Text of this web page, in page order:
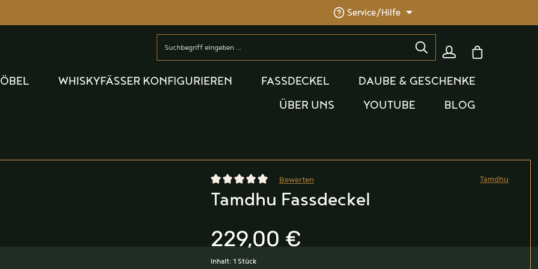
Service/Hilfe
Warenkorb
WHISKYFÄSSER KONFIGURIEREN FASSDECKEL
DAUBE & GESCHENKE
ÜBER UNS
YOUTUBE BLOG
Durchschnittliche Bewertung von 0 von 5 Sternen
Bewerten Tamdhu
Tamdhu Fassdeckel
229,00 €
Inhalt:1 Stück